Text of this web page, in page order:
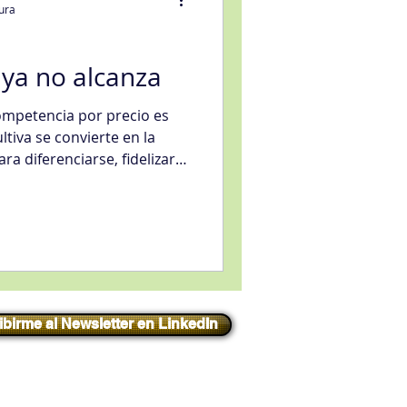
artificial
no alcanza
por precio es
se convierte en la
diferenciarse, fidelizar
de madurez comercial.
al Newsletter en LinkedIn